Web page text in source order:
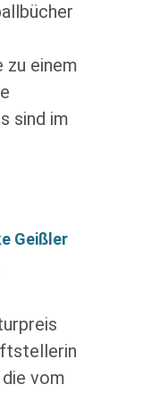
zu einem
sind im
Geißler
vom